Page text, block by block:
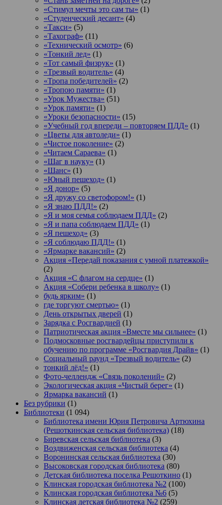
«Стимул мечты это сам ты» (1)
«Студенческий десант» (4)
«Такси» (5)
«Тахограф» (11)
«Технический осмотр» (6)
«Тонкий лед» (1)
«Тот самый физрук» (1)
«Трезвый водитель» (4)
«Тропа победителей» (2)
«Тропою памяти» (1)
«Урок Мужества» (51)
«Урок памяти» (1)
«Уроки безопасности» (15)
«Учебный год впереди – повторяем ПДД» (1)
«Цветы для автоледи» (1)
«Чистое поколение» (2)
«Читаем Сараева» (1)
«Шаг в науку» (1)
«Шанс» (1)
«Юный пешеход» (1)
«Я донор» (5)
«Я дружу со светофором!» (1)
«Я знаю ПДД!» (2)
«Я и моя семья соблюдаем ПДД» (2)
«Я и папа соблюдаем ПДД» (1)
«Я пешеход» (3)
«Я соблюдаю ПДД!» (1)
«Ярмарке вакансий» (2)
Акция «Передай показания с умной платежкой»
(2)
Акция «С флагом на сердце» (1)
Акция «Собери ребенка в школу» (1)
будь ярким» (1)
где торгуют смертью» (1)
День открытых дверей (1)
Зарядка с Росгвардией (1)
Патриотическая акция «Вместе мы сильнее» (1)
Подмосковные росгвардейцы приступили к
обучению по программе «Росгвардия Драйв» (1)
Социальный раунд «Трезвый водитель» (2)
тонкий лёд!» (1)
Фото-челлендж «Связь поколений» (2)
Экологическая акция «Чистый берег» (1)
Ярмарка вакансий (1)
Без рубрики (1)
Библиотеки (1 094)
Библиотека имени Юрия Петровича Артюхина
(Решоткинская сельская библиотека) (18)
Биревская сельская библиотека (3)
Воздвиженская сельская библиотека (4)
Воронинская сельская библиотека (30)
Высоковская городская библиотека (80)
Детская библиотека поселка Решоткино (1)
Клинская городская библиотека №2 (100)
Клинская городская библиотека №6 (5)
Клинская детская библиотека №2 (259)